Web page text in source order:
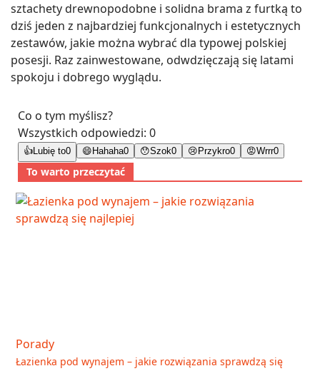
sztachety drewnopodobne i solidna brama z furtką to
dziś jeden z najbardziej funkcjonalnych i estetycznych
zestawów, jakie można wybrać dla typowej polskiej
posesji. Raz zainwestowane, odwdzięczają się latami
spokoju i dobrego wyglądu.
Co o tym myślisz?
Wszystkich odpowiedzi: 0
👍Lubię to0 😄 Hahaha0 😯Szok0 😢 Przykro0 😡Wrrr0
To warto przeczytać
Porady
Łazienka pod wynajem – jakie rozwiązania sprawdzą się